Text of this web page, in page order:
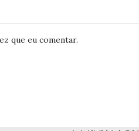
que eu comentar.